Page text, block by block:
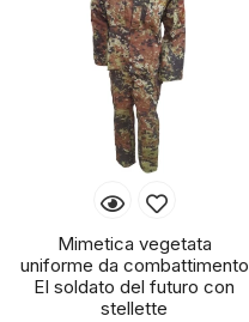
Mimetica vegetata
uniforme da combattimento
EI soldato del futuro con
stellette